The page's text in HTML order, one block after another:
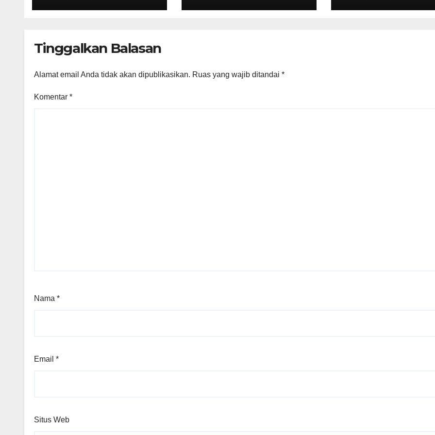
Pelayanan dan
Tanah Reguler
Ketentuan
Tinggalkan Balasan
Alamat email Anda tidak akan dipublikasikan. Ruas yang wajib ditandai *
Komentar *
Nama *
Email *
Situs Web